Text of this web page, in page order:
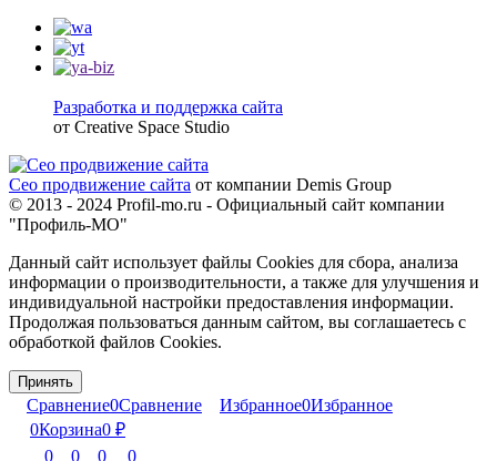
Разработка и поддержка сайта
от Creative Space Studio
Сео продвижение сайта от компании Demis Group
© 2013 - 2024 Profil-mo.ru - Официальный сайт компании
"Профиль-МО"
Данный сайт использует файлы Cookies для сбора, анализа
информации о производительности, а также для улучшения и
индивидуальной настройки предоставления информации.
Продолжая пользоваться данным сайтом, вы соглашаетесь с
обработкой файлов Cookies.
Принять
Сравнение0Сравнение Избранное0Избранное
0Корзина0 ₽
0
0 0 0